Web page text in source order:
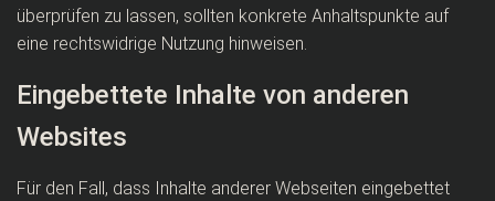
überprüfen zu lassen, sollten konkrete Anhaltspunkte auf
eine rechtswidrige Nutzung hinweisen.
Eingebettete Inhalte von anderen
Websites
Für den Fall, dass Inhalte anderer Webseiten eingebettet